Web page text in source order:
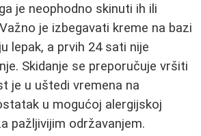
je neophodno skinuti ih ili
je izbegavati kreme na bazi
lepak, a prvih 24 sati nije
Skidanje se preporučuje vršiti
je u uštedi vremena na
u mogućoj alergijskoj
pažljivijim održavanjem.